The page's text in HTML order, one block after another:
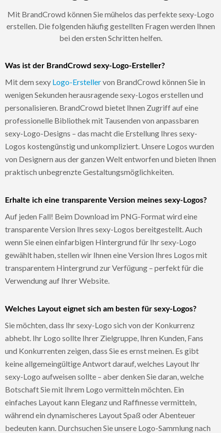
Mit BrandCrowd können Sie mühelos das perfekte sexy-Logo
erstellen. Die folgenden häufig gestellten Fragen werden Ihnen
bei den ersten Schritten helfen.
Was ist der BrandCrowd sexy-Logo-Ersteller?
Mit dem sexy Logo-Erstellervon BrandCrowd können Sie in
wenigen Sekunden herausragende sexy-Logos erstellen und
personalisieren. BrandCrowd bietet Ihnen Zugriff auf eine
professionelle Bibliothek mit Tausenden von anpassbaren
sexy-Logo-Designs – das macht die Erstellung Ihres sexy-
Logos kostengünstig und unkompliziert. Unsere Logos wurden
von Designern aus der ganzen Welt entworfen und bieten Ihnen
praktisch unbegrenzte Gestaltungsmöglichkeiten.
Erhalte ich eine transparente Version meines sexy-Logos?
Auf jeden Fall! Beim Download im PNG-Format wird eine
transparente Version Ihres sexy-Logos bereitgestellt. Auch
wenn Sie einen einfarbigen Hintergrund für Ihr sexy-Logo
gewählt haben, stellen wir Ihnen eine Version Ihres Logos mit
transparentem Hintergrund zur Verfügung – perfekt für die
Verwendung auf Ihrer Website.
Welches Layout eignet sich am besten für sexy-Logos?
Sie möchten, dass Ihr sexy-Logo sich von der Konkurrenz
abhebt. Ihr Logo sollte Ihrer Zielgruppe, Ihren Kunden, Fans
und Konkurrenten zeigen, dass Sie es ernst meinen. Es gibt
keine allgemeingültige Antwort darauf, welches Layout Ihr
sexy-Logo aufweisen sollte – aber denken Sie daran, welche
Botschaft Sie mit Ihrem Logo vermitteln möchten. Ein
einfaches Layout kann Eleganz und Raffinesse vermitteln,
während ein dynamischeres Layout Spaß oder Abenteuer
bedeuten kann. Durchsuchen Sie unsere Logo-Sammlung nach